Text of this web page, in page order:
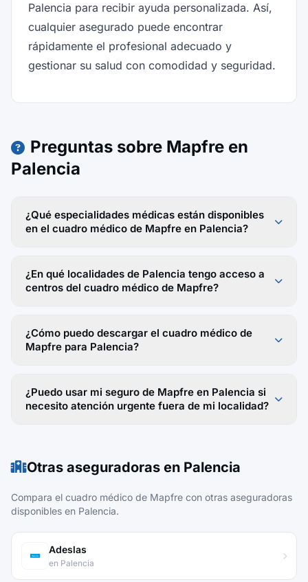
Palencia para recibir ayuda personalizada. Así,
cualquier asegurado puede encontrar
rápidamente el profesional adecuado y
gestionar su salud con comodidad y seguridad.
Preguntas sobre Mapfre en
Palencia
¿Qué especialidades médicas están disponibles
en el cuadro médico de Mapfre en Palencia?
¿En qué localidades de Palencia tengo acceso a
centros del cuadro médico de Mapfre?
¿Cómo puedo descargar el cuadro médico de
Mapfre para Palencia?
¿Puedo usar mi seguro de Mapfre en Palencia si
necesito atención urgente fuera de mi localidad?
Otras aseguradoras en Palencia
Compara el cuadro médico de Mapfre con otras aseguradoras
disponibles en Palencia.
Adeslas
en Palencia